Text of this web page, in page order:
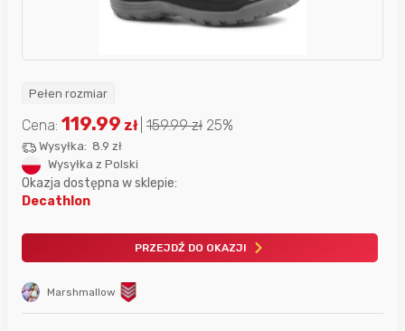
Pełen rozmiar
Marshmallow
Cena: 119.99 zł 159.99zł 25%
Wysyłka: 8.9 zł
Wysyłka z Polski
Okazja dostępna w sklepie:
Decathlon
PRZEJDŹ DO OKAZJI